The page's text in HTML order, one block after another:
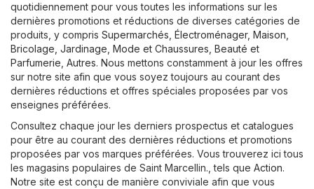
quotidiennement pour vous toutes les informations sur les
dernières promotions et réductions de diverses catégories de
produits, y compris Supermarchés Électroménager, Maison,
Bricolage, Jardinage Mode et Chaussures Beauté et
Parfumerie Autres. Nous mettons constamment à jour les offres
sur notre site afin que vous soyez toujours au courant des
dernières réductions et offres spéciales proposées par vos
enseignes préférées.
Consultez chaque jour les derniers prospectus et catalogues
pour être au courant des dernières réductions et promotions
proposées par vos marques préférées. Vous trouverez ici tous
les magasins populaires de Saint Marcellin., tels que Action.
Notre site est conçu de manière conviviale afin que vous